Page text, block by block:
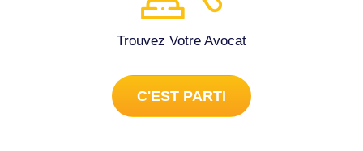
Trouvez Votre Avocat
C'EST PARTI